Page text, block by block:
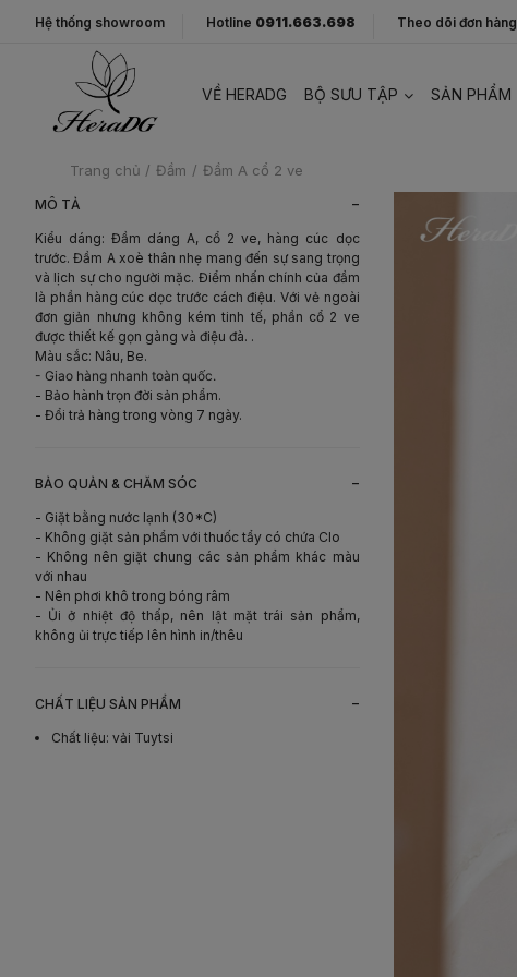
Hệ thống showroom Hotline 0911.663.698 Theo dõi đơn hàng
VỀ HERADG BỘ SƯU TẬP SẢN PHẨM
Trang chủ / Đầm / Đầm A cổ 2 ve
MÔ TẢ -
Kiểu dáng: Đầm dáng A, cổ 2 ve, hàng cúc dọc
trước. Đầm A xoè thân nhẹ mang đến sự sang trọng
và lịch sự cho người mặc. Điểm nhấn chính của đầm
là phần hàng cúc dọc trước cách điệu. Với vẻ ngoài
đơn giản nhưng không kém tinh tế, phần cổ 2 ve
được thiết kế gọn gàng và điệu đà. .
Màu sắc: Nâu, Be.
- Giao hàng nhanh toàn quốc.
- Bảo hành trọn đời sản phẩm.
- Đổi trả hàng trong vòng 7 ngày.
BẢO QUẢN & CHĂM SÓC -
- Giặt bằng nước lạnh (30*C)
- Không giặt sản phẩm với thuốc tẩy có chứa Clo
- Không nên giặt chung các sản phẩm khác màu
với nhau
- Nên phơi khô trong bóng râm
- Ủi ở nhiệt độ thấp, nên lật mặt trái sản phẩm,
không ủi trực tiếp lên hình in/thêu
CHẤT LIỆU SẢN PHẨM -
Chất liệu: vải Tuytsi